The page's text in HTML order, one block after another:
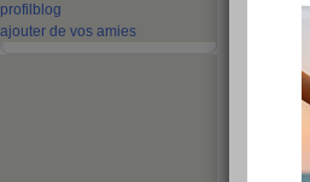
profil blog
ajouter de vos amies
publié
coucou les